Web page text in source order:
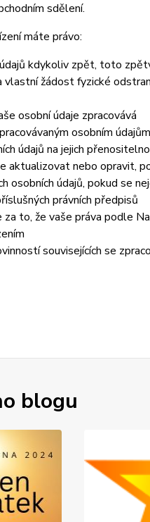
sdělení.
máte právo:
kdykoliv zpět, toto
vlastní žádost fyzické
osobní údaje zpracovává
osobním
údajů na jejich
aktualizovat nebo opravit,
osobních údajů, pokud se
právních předpisů
za to, že vaše práva podle
souvisejících se
blogu